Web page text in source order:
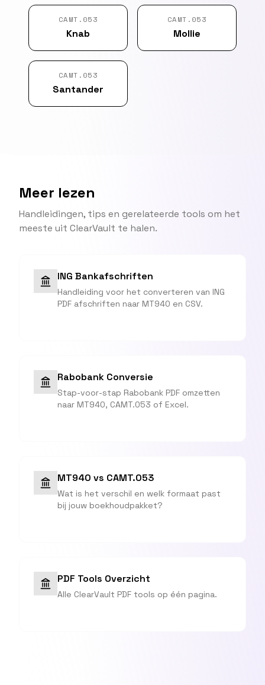
CAMT.053
Knab
CAMT.053
Mollie
CAMT.053
Santander
Meer lezen
Handleidingen, tips en gerelateerde tools om het
meeste uit ClearVault te halen.
ING Bankafschriften
Handleiding voor het converteren van ING
PDF afschriften naar MT940 en CSV.
Rabobank Conversie
Stap-voor-stap Rabobank PDF omzetten
naar MT940, CAMT.053 of Excel.
MT940 vs CAMT.053
Wat is het verschil en welk formaat past
bij jouw boekhoudpakket?
PDF Tools Overzicht
Alle ClearVault PDF tools op één pagina.